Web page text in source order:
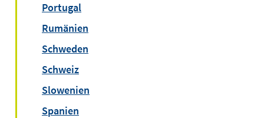
Portugal
Rumänien
Schweden
Schweiz
Slowenien
Spanien